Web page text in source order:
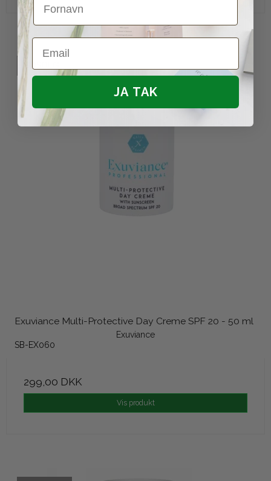
UDSOLGT
Exuviance Multi-Protective Day Creme SPF 20 - 50 ml
Exuviance
SB-EX060
299,00 DKK
Vis produkt
Email
JA TAK